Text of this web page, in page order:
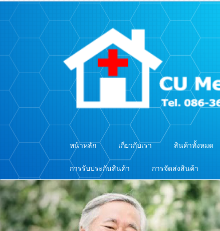
หน้าหลัก เกี่ยวกับเรา สินค้าทั้งหมด
การรับประกันสินค้า การจัดส่งสินค้า